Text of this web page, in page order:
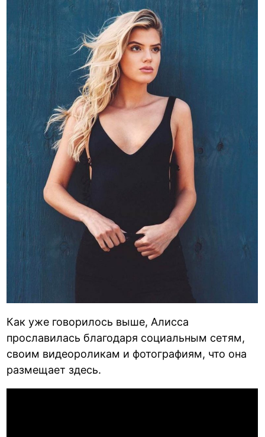
Как уже говорилось выше, Алисса
прославилась благодаря социальным сетям,
своим видеороликам и фотографиям, что она
размещает здесь.